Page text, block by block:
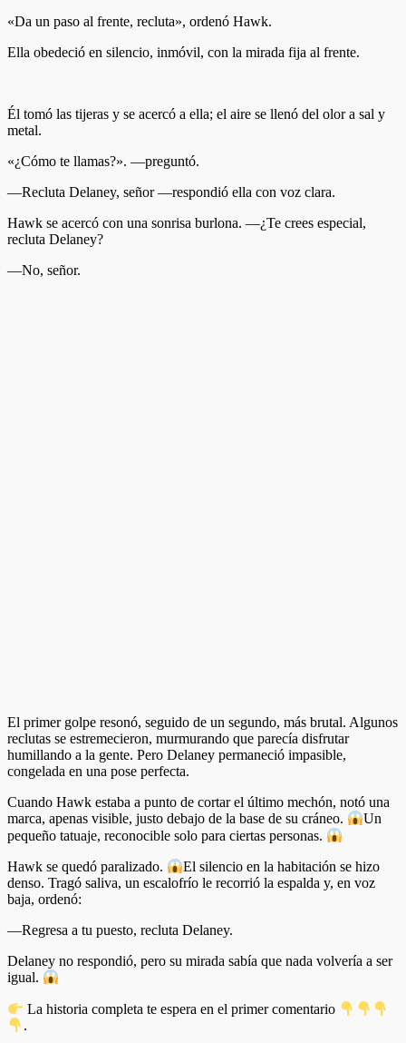
«Da un paso al frente, recluta», ordenó Hawk.
Ella obedeció en silencio, inmóvil, con la mirada fija al frente.
Él tomó las tijeras y se acercó a ella; el aire se llenó del olor a sal y
metal.
«¿Cómo te llamas?». —preguntó.
—Recluta Delaney, señor —respondió ella con voz clara.
Hawk se acercó con una sonrisa burlona. —¿Te crees especial,
recluta Delaney?
—No, señor.
El primer golpe resonó, seguido de un segundo, más brutal. Algunos
reclutas se estremecieron, murmurando que parecía disfrutar
humillando a la gente. Pero Delaney permaneció impasible,
congelada en una pose perfecta.
Cuando Hawk estaba a punto de cortar el último mechón, notó una
marca, apenas visible, justo debajo de la base de su cráneo.
Un
pequeño tatuaje, reconocible solo para ciertas personas.
Hawk se quedó paralizado.
El silencio en la habitación se hizo
denso. Tragó saliva, un escalofrío le recorrió la espalda y, en voz
baja, ordenó:
—Regresa a tu puesto, recluta Delaney.
Delaney no respondió, pero su mirada sabía que nada volvería a ser
igual.
La historia completa te espera en el primer comentario
.